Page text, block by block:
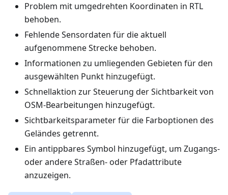
Problem mit umgedrehten Koordinaten in RTL
behoben.
Fehlende Sensordaten für die aktuell
aufgenommene Strecke behoben.
Informationen zu umliegenden Gebieten für den
ausgewählten Punkt hinzugefügt.
Schnellaktion zur Steuerung der Sichtbarkeit von
OSM-Bearbeitungen hinzugefügt.
Sichtbarkeitsparameter für die Farboptionen des
Geländes getrennt.
Ein antippbares Symbol hinzugefügt, um Zugangs-
oder andere Straßen- oder Pfadattribute
anzuzeigen.